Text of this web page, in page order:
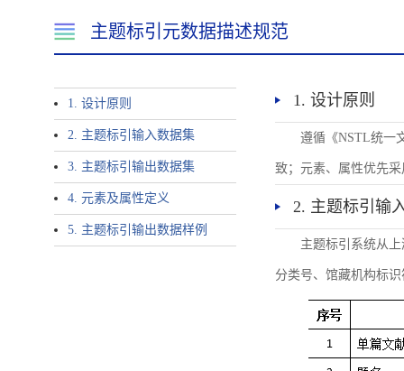
主题标引元数据描述规范
1. 设计原则
2. 主题标引输入数据集
3. 主题标引输出数据集
4. 元素及属性定义
5. 主题标引输出数据样例
1. 设计原则
遵循《NSTL统一
致；元素、属性优先
2. 主题标引输
主题标引系统从
分类号、馆藏机构标